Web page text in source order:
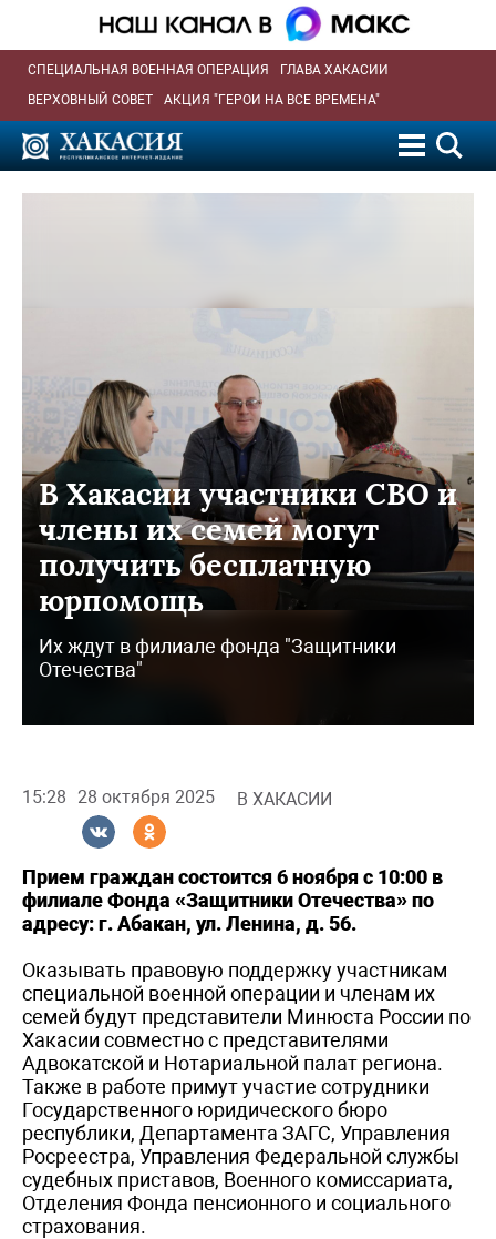
СПЕЦИАЛЬНАЯ ВОЕННАЯ ОПЕРАЦИЯ
ГЛАВА ХАКАСИИ
ВЕРХОВНЫЙ СОВЕТ
АКЦИЯ "ГЕРОИ НА ВСЕ ВРЕМЕНА"
В Хакасии участники СВО и
члены их семей могут
получить бесплатную
юрпомощь
Их ждут в филиале фонда "Защитники
Отечества"
15:28 28 октября 2025 В ХАКАСИИ
Прием граждан состоится 6 ноября с 10:00 в
филиале Фонда «Защитники Отечества» по
адресу: г. Абакан, ул. Ленина, д. 56.
Оказывать правовую поддержку участникам
специальной военной операции и членам их
семей будут представители Минюста России по
Хакасии совместно с представителями
Адвокатской и Нотариальной палат региона.
Также в работе примут участие сотрудники
Государственного юридического бюро
республики, Департамента ЗАГС, Управления
Росреестра, Управления Федеральной службы
судебных приставов, Военного комиссариата,
Отделения Фонда пенсионного и социального
страхования.